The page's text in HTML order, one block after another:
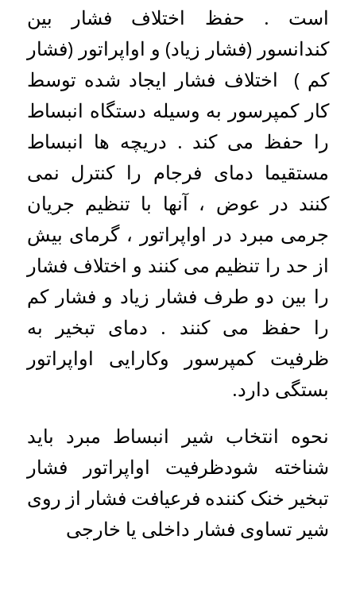
است . حفظ اختلاف فشار بین
کندانسور (فشار زیاد) و اواپراتور (فشار
کم ) اختلاف فشار ایجاد شده توسط
کار کمپرسور به وسیله دستگاه انبساط
را حفظ می کند . دریچه ها انبساط
مستقیما دمای فرجام را کنترل نمی
کنند در عوض ، آنها با تنظیم جریان
جرمی مبرد در اواپراتور ، گرمای بیش
از حد را تنظیم می کنند و اختلاف فشار
را بین دو طرف فشار زیاد و فشار کم
را حفظ می کنند . دمای تبخیر به
ظرفیت کمپرسور وکارایی اواپراتور
بستگی دارد.
نحوه انتخاب شیر انبساط مبرد باید
شناخته شودظرفیت اواپراتور فشار
تبخیر خنک کننده فرعیافت فشار از روی
شیر تساوی فشار داخلی یا خارجی